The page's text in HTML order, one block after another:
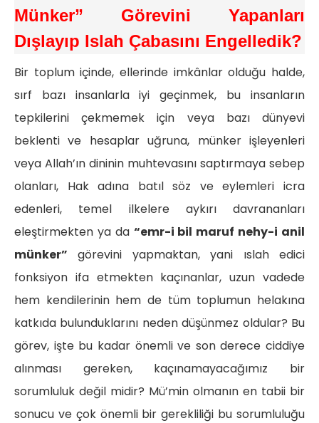
Münker” Görevini Yapanları
Dışlayıp Islah Çabasını Engelledik?
Bir toplum içinde, ellerinde imkânlar olduğu halde,
sırf bazı insanlarla iyi geçinmek, bu insanların
tepkilerini çekmemek için veya bazı dünyevi
beklenti ve hesaplar uğruna, münker işleyenleri
veya Allah’ın dininin muhtevasını saptırmaya sebep
olanları, Hak adına batıl söz ve eylemleri icra
edenleri, temel ilkelere aykırı davrananları
eleştirmekten ya da “emr-i bil maruf nehy-i anil
münker” görevini yapmaktan, yani ıslah edici
fonksiyon ifa etmekten kaçınanlar, uzun vadede
hem kendilerinin hem de tüm toplumun helakına
katkıda bulunduklarını neden düşünmez oldular? Bu
görev, işte bu kadar önemli ve son derece ciddiye
alınması gereken, kaçınamayacağımız bir
sorumluluk değil midir? Mü’min olmanın en tabii bir
sonucu ve çok önemli bir gerekliliği bu sorumluluğu